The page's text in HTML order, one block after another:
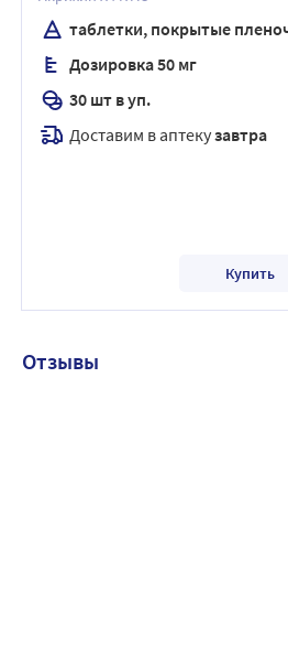
таблетки, покрытые
Дозировка 50 мг
30 шт в уп.
Доставим в аптекузавтра
Купить
Отзывы